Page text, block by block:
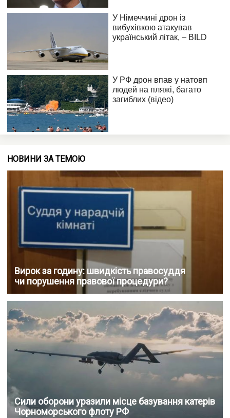
НОВИНИ ЗА ТЕМОЮ
Вирок за годину: швидкість правосуддя
чи порушення правової процедури?
Сили оборони уразили місце базування катерів
Чорноморського флоту РФ